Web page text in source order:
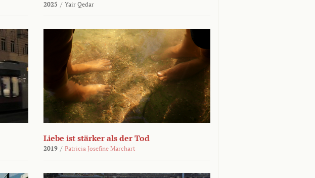
2025 / Yair Qedar
Liebe ist stärker als der Tod
2019 / Patricia Josefine Marchart